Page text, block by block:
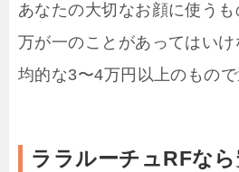
あなたの大切なお顔に使うも
万が一のことがあってはい
均的な3〜4万円以上のもので
ララルーチュRFな